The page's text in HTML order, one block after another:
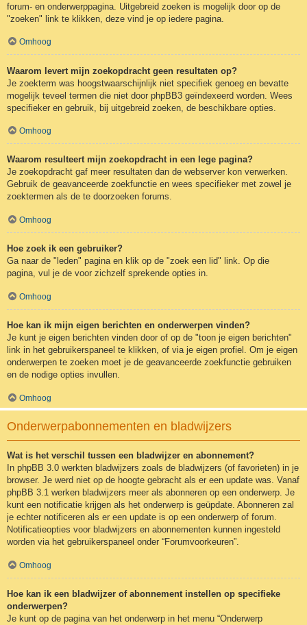
forum- en onderwerppagina. Uitgebreid zoeken is mogelijk door op de
"zoeken" link te klikken, deze vind je op iedere pagina.
Omhoog
Waarom levert mijn zoekopdracht geen resultaten op?
Je zoekterm was hoogstwaarschijnlijk niet specifiek genoeg en bevatte
mogelijk teveel termen die niet door phpBB3 geïndexeerd worden. Wees
specifieker en gebruik, bij uitgebreid zoeken, de beschikbare opties.
Omhoog
Waarom resulteert mijn zoekopdracht in een lege pagina?
Je zoekopdracht gaf meer resultaten dan de webserver kon verwerken.
Gebruik de geavanceerde zoekfunctie en wees specifieker met zowel je
zoektermen als de te doorzoeken forums.
Omhoog
Hoe zoek ik een gebruiker?
Ga naar de "leden" pagina en klik op de "zoek een lid" link. Op die
pagina, vul je de voor zichzelf sprekende opties in.
Omhoog
Hoe kan ik mijn eigen berichten en onderwerpen vinden?
Je kunt je eigen berichten vinden door of op de "toon je eigen berichten"
link in het gebruikerspaneel te klikken, of via je eigen profiel. Om je eigen
onderwerpen te zoeken moet je de geavanceerde zoekfunctie gebruiken
en de nodige opties invullen.
Omhoog
Onderwerpabonnementen en bladwijzers
Wat is het verschil tussen een bladwijzer en abonnement?
In phpBB 3.0 werkten bladwijzers zoals de bladwijzers (of favorieten) in je
browser. Je werd niet op de hoogte gebracht als er een update was. Vanaf
phpBB 3.1 werken bladwijzers meer als abonneren op een onderwerp. Je
kunt een notificatie krijgen als het onderwerp is geüpdate. Abonneren zal
je echter notificeren als er een update is op een onderwerp of forum.
Notificatieopties voor bladwijzers en abonnementen kunnen ingesteld
worden via het gebruikerspaneel onder “Forumvoorkeuren”.
Omhoog
Hoe kan ik een bladwijzer of abonnement instellen op specifieke
onderwerpen?
Je kunt op de pagina van het onderwerp in het menu “Onderwerp